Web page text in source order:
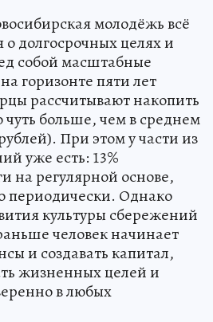
молодёжь всё
долгосрочных целях и
собой масштабные
горизонте пяти лет
рассчитывают накопить
чуть больше, чем в среднем
При этом у части из
уже есть: 13%
на регулярной основе,
периодически. Однако
культуры сбережений
человек начинает
и создавать капитал,
жизненных целей и
в любых